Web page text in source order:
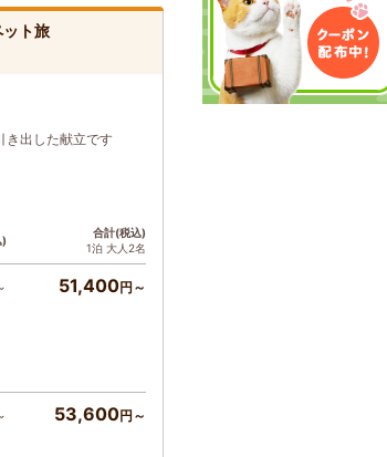
ト旅
き出した献立です
)
合計(税込)
1泊 大人2名
51,400円～
53,600円～